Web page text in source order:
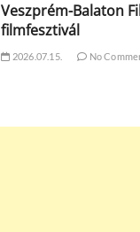
Veszprém-Balaton
filmfesztivál
2026.07.15. No